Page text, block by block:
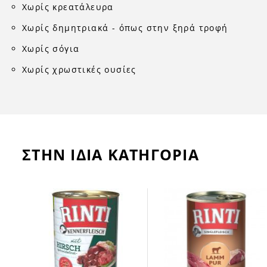
Χωρίς κρεατάλευρα
Χωρίς δημητριακά - όπως στην ξηρά τροφή
Χωρίς σόγια
Χωρίς χρωστικές ουσίες
ΣΤΗΝ ΙΔΙΑ ΚΑΤΗΓΟΡΙΑ